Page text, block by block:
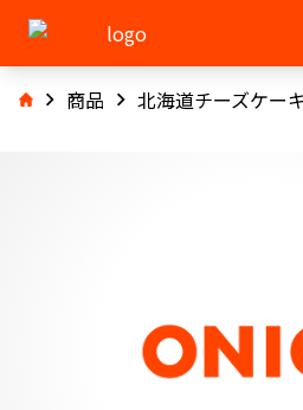
商品 北海道チーズケー